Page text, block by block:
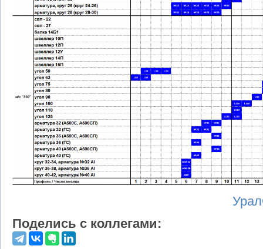
Поделись с коллегами: